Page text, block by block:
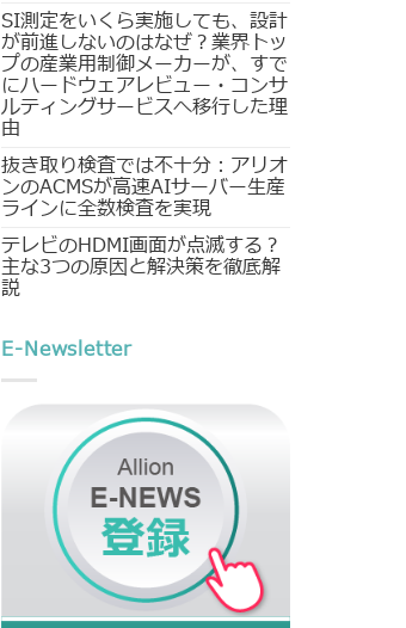
SI測定をいくら実施しても、設計
が前進しないのはなぜ？業界トッ
プの産業用制御メーカーが、すで
にハードウェアレビュー・コンサ
ルティングサービスへ移行した理
由
抜き取り検査では不十分：アリオ
ンのACMSが高速AIサーバー生産
ラインに全数検査を実現
テレビのHDMI画面が点滅する？
主な3つの原因と解決策を徹底解
説
E-Newsletter